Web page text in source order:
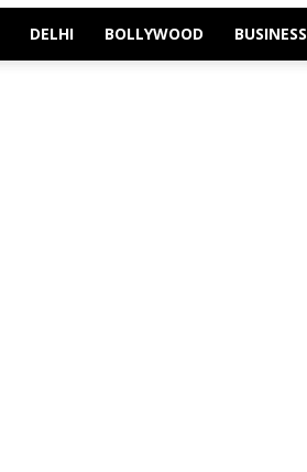
DELHI BOLLYWOOD BUSINESS